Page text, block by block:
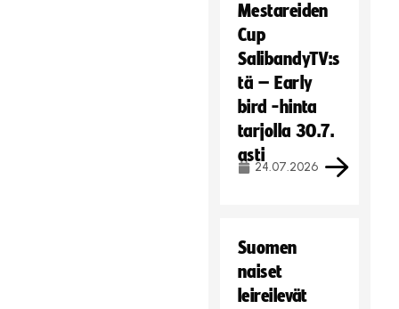
Mestareiden
Cup
SalibandyTV:s
tä – Early
bird -hinta
tarjolla 30.7.
asti
24.07.2026
Suomen
naiset
leireilevät